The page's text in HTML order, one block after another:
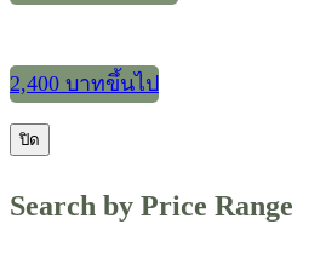
2,400 บาทขึ้นไป
ปิด
Search by Price Range